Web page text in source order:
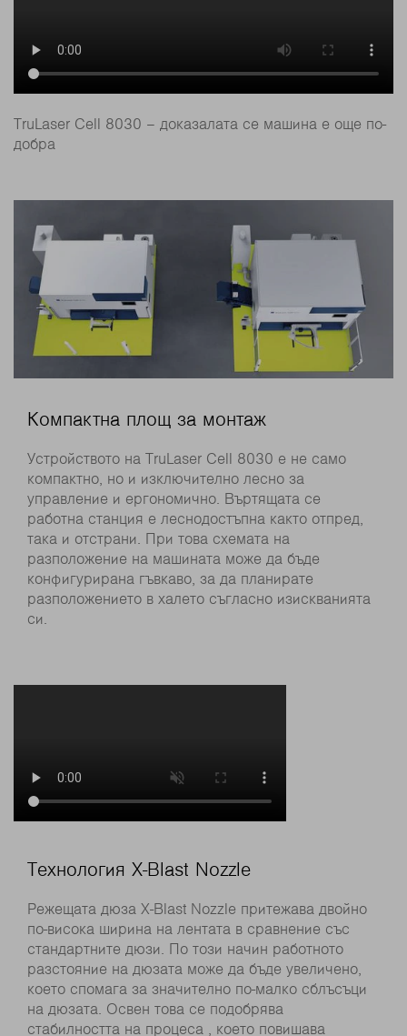
TruLaser Cell 8030 – доказалата се машина е още по-
добра
Компактна площ за монтаж
Устройството на TruLaser Cell 8030 е не само
компактно, но и изключително лесно за
управление и ергономично. Въртящата се
работна станция е леснодостъпна както отпред,
така и отстрани. При това схемата на
разположение на машината може да бъде
конфигурирана гъвкаво, за да планирате
разположението в халето съгласно изискванията
си.
Технология X-Blast Nozzle
Режещата дюза X-Blast Nozzle притежава двойно
по-висока ширина на лентата в сравнение със
стандартните дюзи. По този начин работното
разстояние на дюзата може да бъде увеличено,
което спомага за значително по-малко сблъсъци
на дюзата. Освен това се подобрява
стабилността на процеса , което повишава